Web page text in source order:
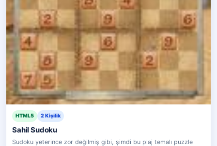
HTML5 2 Kişilik
Sahil Sudoku
Sudoku yeterince zor değilmiş gibi, şimdi bu plaj temalı puzzle